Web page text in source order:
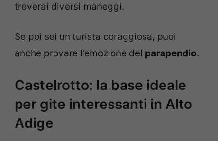
troverai diversi maneggi.
Se poi sei un turista coraggiosa, puoi
anche provare l’emozione del parapendio.
Castelrotto: la base ideale
per gite interessanti in Alto
Adige